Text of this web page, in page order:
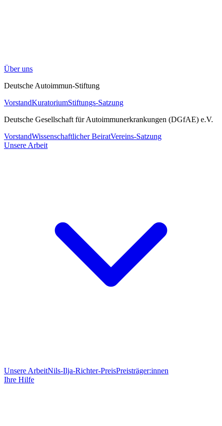
Über uns
Deutsche Autoimmun-Stiftung
VorstandKuratoriumStiftungs-Satzung
Deutsche Gesellschaft für Autoimmunerkrankungen (DGfAE) e.V.
VorstandWissenschaftlicher BeiratVereins-Satzung
Unsere Arbeit
Unsere ArbeitNils-Ilja-Richter-PreisPreisträger:innen
Ihre Hilfe